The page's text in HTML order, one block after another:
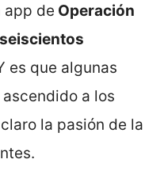
app de Operación
es que algunas
a los
la pasión de la